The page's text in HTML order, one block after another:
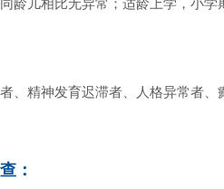
龄儿相比无异常；适龄上学，小学
、精神发育迟滞者、人格异常者
：